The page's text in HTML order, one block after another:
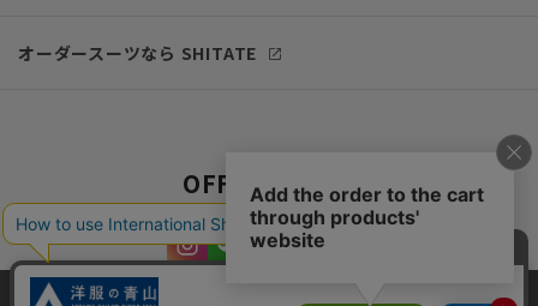
オーダースーツなら SHITATE
OFFICIAL SNS